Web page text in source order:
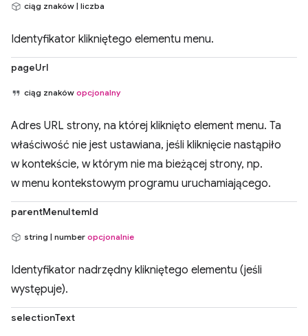
ciąg znaków | liczba
Identyfikator klikniętego elementu menu.
pageUrl
ciąg znaków opcjonalny
Adres URL strony, na której kliknięto element menu. Ta
właściwość nie jest ustawiana, jeśli kliknięcie nastąpiło
w kontekście, w którym nie ma bieżącej strony, np.
w menu kontekstowym programu uruchamiającego.
parentMenuItemId
string | number opcjonalnie
Identyfikator nadrzędny klikniętego elementu (jeśli
występuje).
selectionText